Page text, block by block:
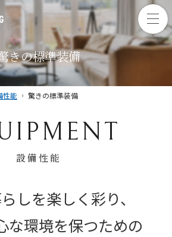
きの標準装備
性能 驚きの標準装備
設備性能
しを楽しく彩り、
な環境を保つための